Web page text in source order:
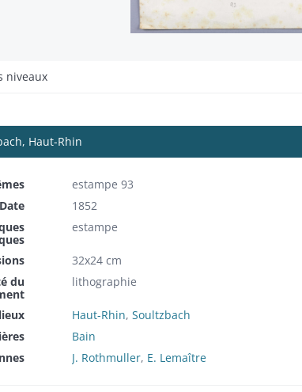
niveaux
Haut-Rhin
estampe 93
Date
1852
estampe
32x24 cm
du
lithographie
Haut-Rhin, Soultzbach
Bain
J. Rothmuller, E. Lemaître